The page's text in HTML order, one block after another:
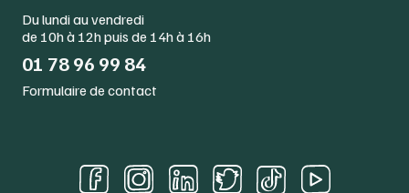
Du lundi au vendredi
de 10h à 12h puis de 14h à 16h
01 78 96 99 84
Formulaire de contact